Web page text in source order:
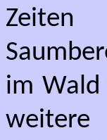
Zeiten
im Wald